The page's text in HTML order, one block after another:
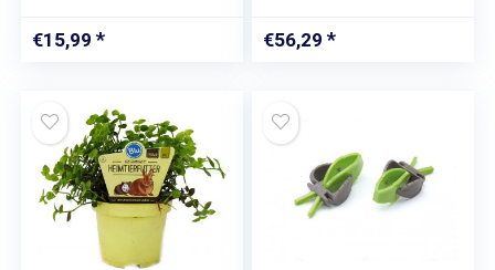
für Conures
Nymphensittiche
€15,99
Vogelhaus Outdoor
Vogel Nest Vogel
€56,29